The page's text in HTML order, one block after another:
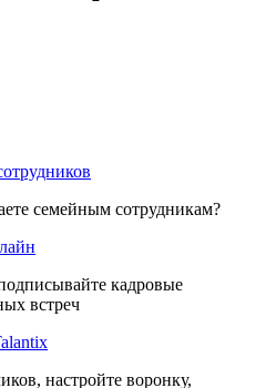
семейным сотрудникам?
кадровые
встреч
настройте воронку,